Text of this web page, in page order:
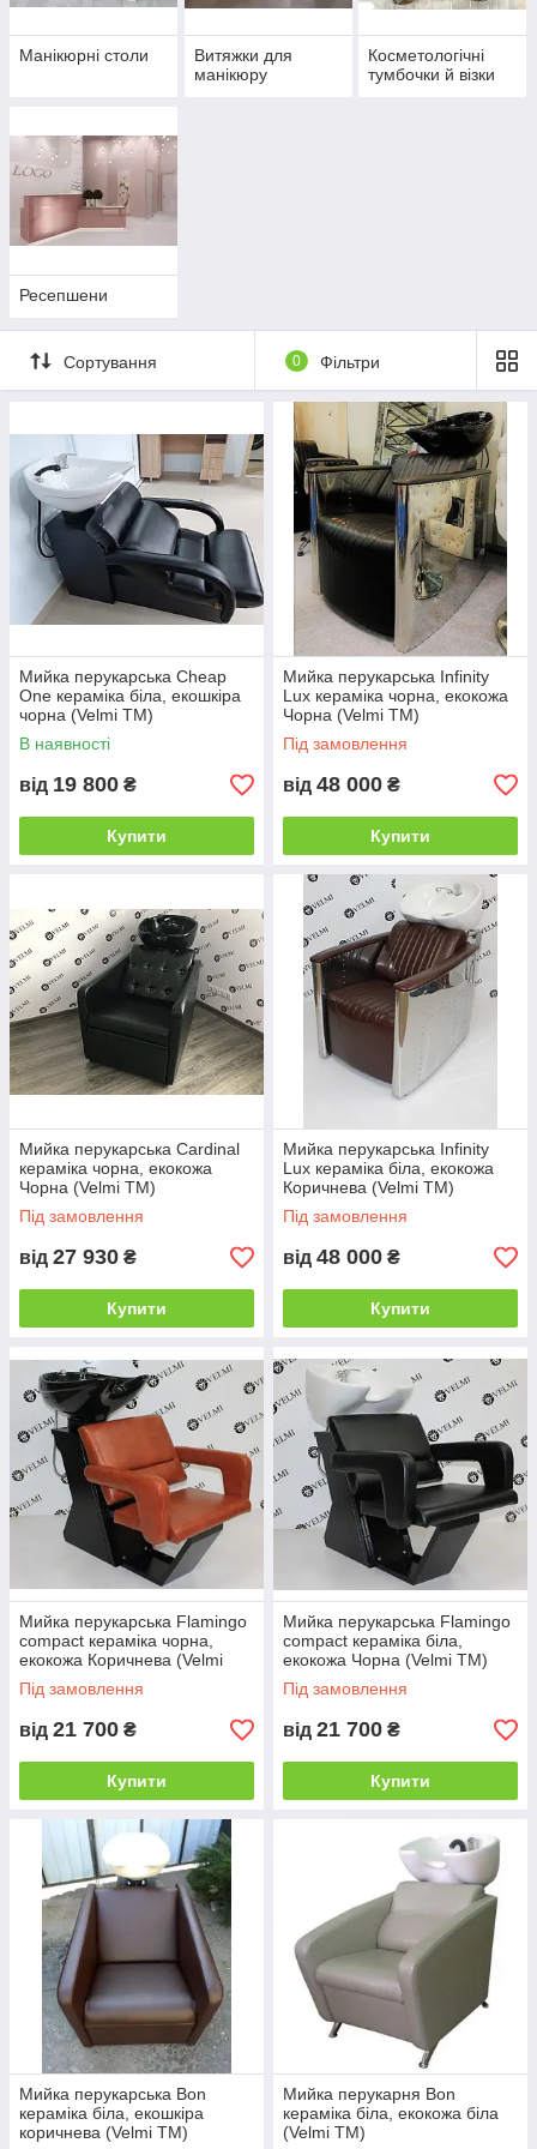
Манікюрні столи
Витяжки для
манікюру
Косметологічні
тумбочки й візки
Ресепшени
Сортування 0 Фільтри
Мийка перукарська Cheap
One кераміка біла, екошкіра
чорна (Velmi TM)
В наявності
від 19 800 ₴
Купити
Мийка перукарська Infinity
Lux кераміка чорна, екокожа
Чорна (Velmi TM)
Під замовлення
від 48 000 ₴
Купити
Мийка перукарська Cardinal
кераміка чорна, екокожа
Чорна (Velmi TM)
Під замовлення
від 27 930 ₴
Купити
Мийка перукарська Infinity
Lux кераміка біла, екокожа
Коричнева (Velmi TM)
Під замовлення
від 48 000 ₴
Купити
Мийка перукарська Flamingo
compact кераміка чорна,
екокожа Коричнева (Velmi
TM)
Під замовлення
від 21 700 ₴
Купити
Мийка перукарська Flamingo
compact кераміка біла,
екокожа Чорна (Velmi TM)
Під замовлення
від 21 700 ₴
Купити
Мийка перукарська Bon
кераміка біла, екошкіра
коричнева (Velmi TM)
Мийка перукарня Bon
кераміка біла, екокожа біла
(Velmi TM)